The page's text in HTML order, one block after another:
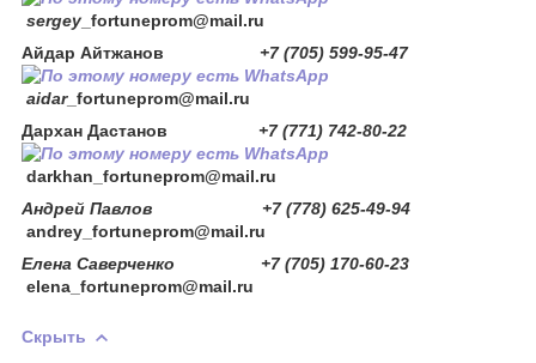
sergey _fortuneprom@mail.ru
Айдар Айтжанов
+7 (705) 599-95-47
aidar_fortuneprom@mail.ru
Дархан Дастанов +7 (771) 742-80-22
darkhan _fortuneprom@mail.ru
Андрей Павлов +7 (778) 625-49-94
andrey_fortuneprom@mail.ru
Елена Саверченко +7 (705) 170-60-23
elena_fortuneprom@mail.ru
Скрыть